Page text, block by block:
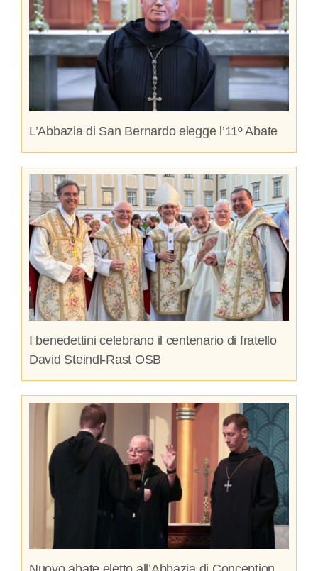
L’Abbazia di San Bernardo elegge l’11º Abate
I benedettini celebrano il centenario di fratello
David Steindl-Rast OSB